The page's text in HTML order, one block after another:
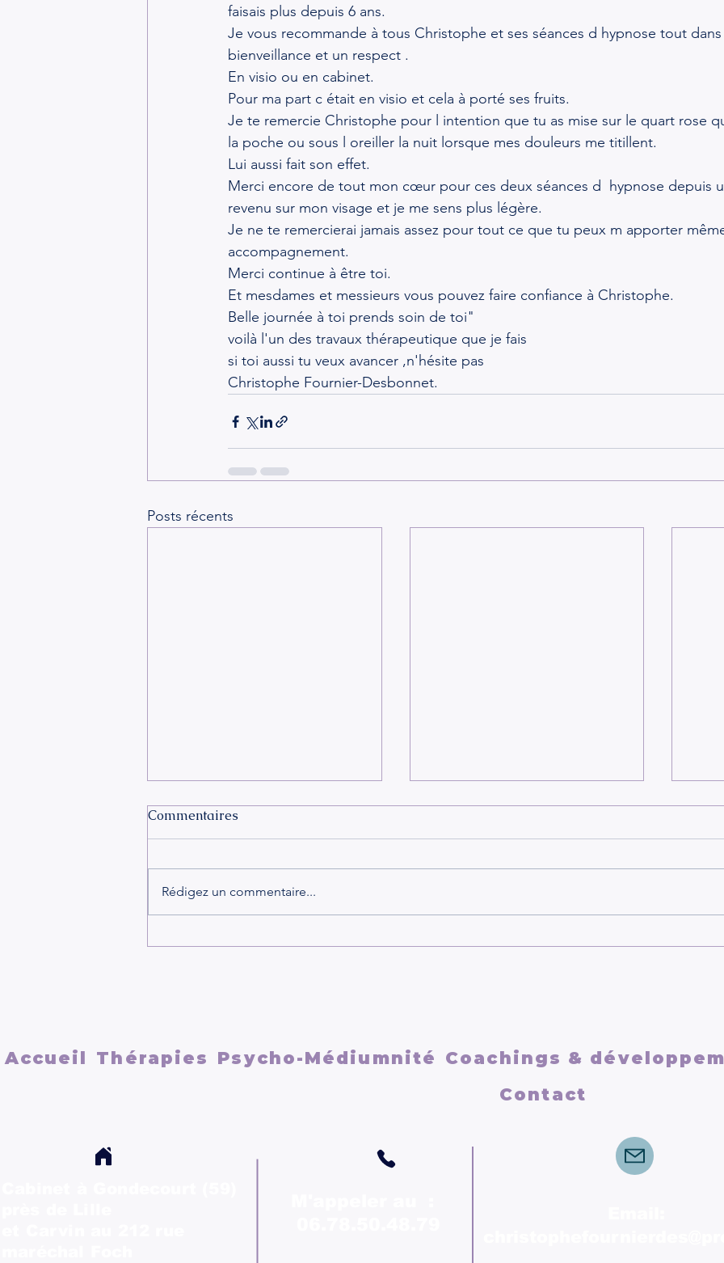
faisais plus depuis 6 ans.
Je vous recommande à tous Christophe et ses séances d hypnose tout
bienveillance et un respect .
En visio ou en cabinet.
Pour ma part c était en visio et cela à porté ses fruits.
Je te remercie Christophe pour l intention que tu as mise sur le quart rose
la poche ou sous l oreiller la nuit lorsque mes douleurs me titillent.
Lui aussi fait son effet.
Merci encore de tout mon cœur pour ces deux séances d  hypnose depuis
revenu sur mon visage et je me sens plus légère.
Je ne te remercierai jamais assez pour tout ce que tu peux m apporter
accompagnement.
Merci continue à être toi.
Et mesdames et messieurs vous pouvez faire confiance à Christophe.
Belle journée à toi prends soin de toi"
voilà l'un des travaux thérapeutique que je fais
si toi aussi tu veux avancer ,n'hésite pas
Christophe Fournier-Desbonnet.
Posts récents
Commentaires
Rédigez un commentaire...
Accueil Thérapies Psycho-Médiumnité Coachings &
Contact